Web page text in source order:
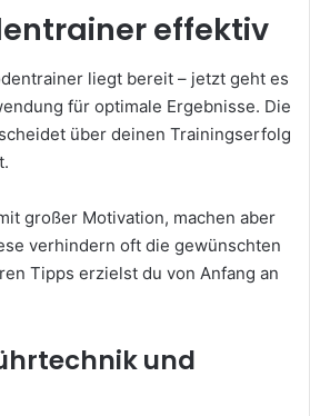
effektiv
liegt bereit – jetzt geht es
für optimale Ergebnisse. Die
über deinen Trainingserfolg
großer Motivation, machen aber
verhindern oft die gewünschten
Tipps erzielst du von Anfang an
und